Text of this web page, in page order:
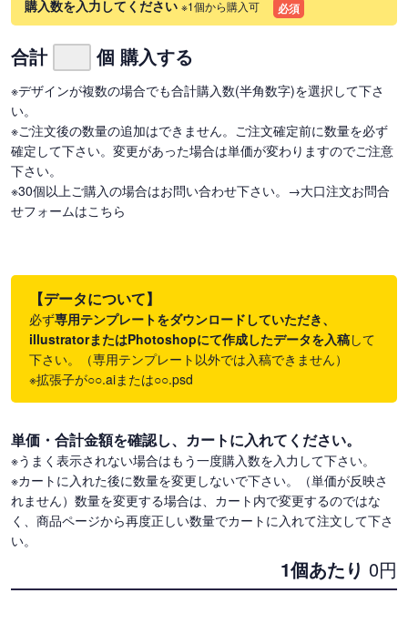
購入数を入力してください ※1個から購入可 必須
合計 個 購入する
※デザインが複数の場合でも合計購入数(半角数字)を選択して下さ
い。
※ご注文後の数量の追加はできません。ご注文確定前に数量を必ず
確定して下さい。変更があった場合は単価が変わりますのでご注意
下さい。
※30個以上ご購入の場合はお問い合わせ下さい。 →大口注文お問合
せフォームはこちら
【データについて】
必ず専用テンプレートをダウンロードしていただき、
illustratorまたはPhotoshopにて作成したデータを入稿して
下さい。（専用テンプレート以外では入稿できません）
※拡張子が○○.aiまたは○○.psd
単価・合計金額を確認し、カートに入れてください。
※うまく表示されない場合はもう一度購入数を入力して下さい。
※カートに入れた後に数量を変更しないで下さい。（単価が反映さ
れません）数量を変更する場合は、カート内で変更するのではな
く、商品ページから再度正しい数量でカートに入れて注文して下さ
い。
1個あたり 0円